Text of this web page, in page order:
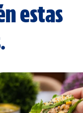
estas